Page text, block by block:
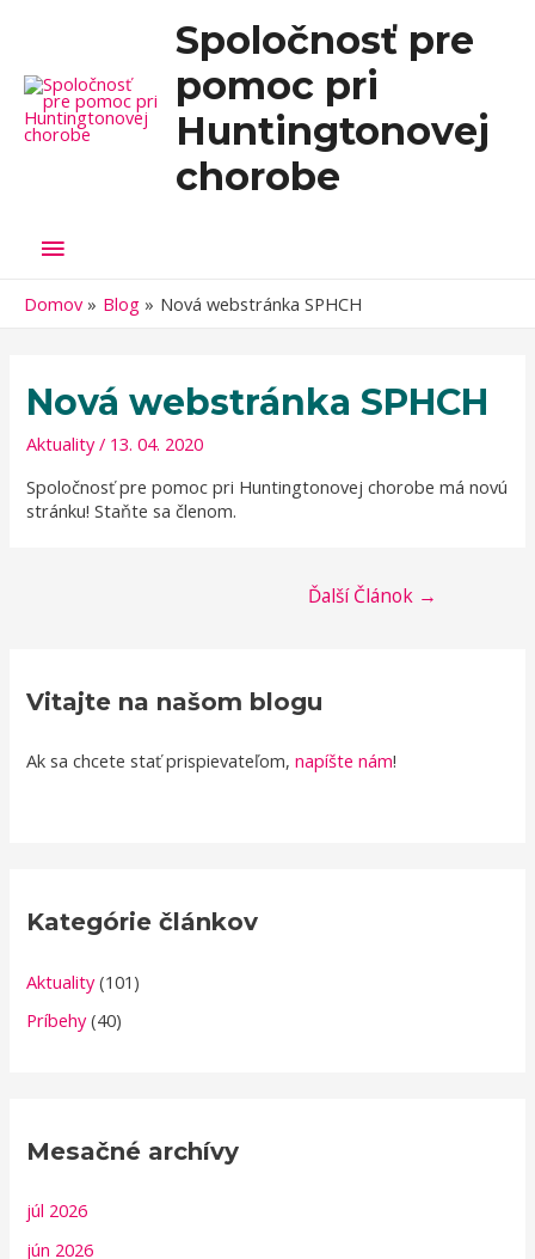
Spoločnosť pre
pomoc pri
Huntingtonovej
chorobe
Hlavné
Menu
Domov Blog Nová webstránka SPHCH
Nová webstránka SPHCH
Aktuality/ 13. 04. 2020
Spoločnosť pre pomoc pri Huntingtonovej chorobe má novú
stránku! Staňte sa členom.
článku
Ďalší Článok →
Vitajte na našom blogu
Ak sa chcete stať prispievateľom,napíšte nám!
Kategórie článkov
Aktuality(101)
Príbehy(40)
Mesačné archívy
júl 2026
jún 2026